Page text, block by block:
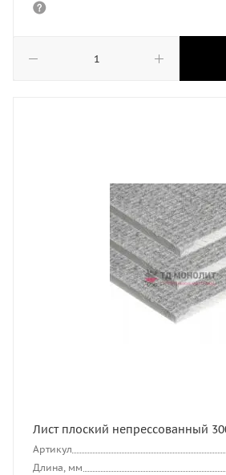
Лист плоский непрессованный
Артикул
Длина, мм